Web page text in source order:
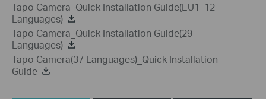
Tapo Camera_Quick Installation Guide(EU1_12
Languages)
Tapo Camera_Quick Installation Guide(29
Languages)
Tapo Camera(37 Languages)_Quick Installation
Guide